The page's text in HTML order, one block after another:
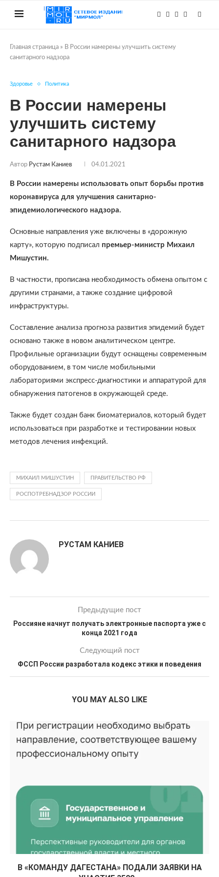
Главная страница » В России намерены улучшить систему
санитарного надзора
Здоровье Политика
В России намерены
улучшить систему
санитарного надзора
Автор Рустам Каниев 04.01.2021
В России намерены использовать опыт борьбы против
коронавируса для улучшения санитарно-
эпидемиологического надзора.
Основные направления уже включены в «дорожную
карту», которую подписал премьер-министр Михаил
Мишустин.
В частности, прописана необходимость обмена опытом с
другими странами, а также создание цифровой
инфраструктуры.
Составление анализа прогноза развития эпидемий будет
основано также в новом аналитическом центре.
Профильные организации будут оснащены современным
оборудованием, в том числе мобильными
лабораториями экспресс-диагностики и аппаратурой для
обнаружения патогенов в окружающей среде.
Также будет создан банк биоматериалов, который будет
использоваться при разработке и тестировании новых
методов лечения инфекций.
МИХАИЛ МИШУСТИН ПРАВИТЕЛЬСТВО РФ
РОСПОТРЕБНАДЗОР РОССИИ
РУСТАМ КАНИЕВ
Предыдущие пост
Россияне начнут получать электронные паспорта уже с
конца 2021 года
Следующий пост
ФССП России разработала кодекс этики и поведения
YOU MAY ALSO LIKE
В «КОМАНДУ ДАГЕСТАНА» ПОДАЛИ ЗАЯВКИ НА